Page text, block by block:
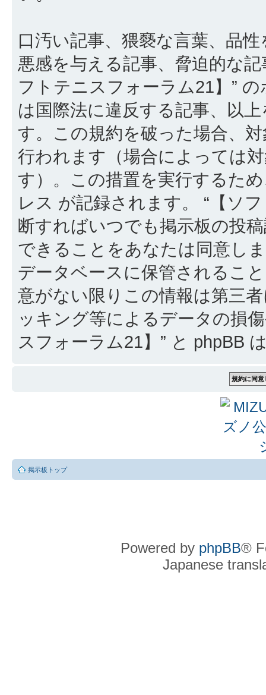
口汚い記事、猥褻な言葉、品
悪感を与える記事、脅迫的な
フトテニスフォーラム21】”
は国際法に違反する記事、以
す。この規約を破った場合、
行われます（場合によっては
す）。この措置を実行するた
レス が記録されます。 “【ソ
断すればいつでも掲示板の投
できることをあなたは同意し
データベースに保管されるこ
意がない限りこの情報は第三
ッキング等によるデータの損
スフォーラム21】” と phpBB
掲示板トップ
Powered by phpBB®
Japanese